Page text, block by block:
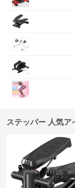
ステッパー 人気ア